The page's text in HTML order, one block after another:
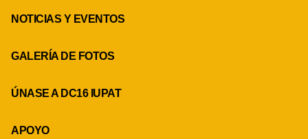
NOTICIAS Y EVENTOS
GALERÍA DE FOTOS
ÚNASE A DC16 IUPAT
APOYO